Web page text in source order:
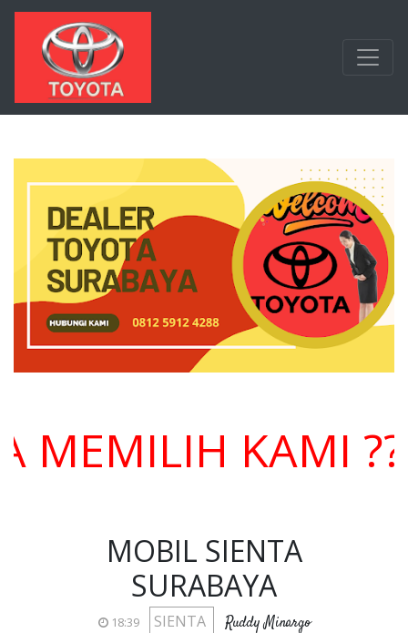
Langsung ke konten utama
KAMI ???
MOBIL SIENTA
SURABAYA
18:39 SIENTA Ruddy Minargo